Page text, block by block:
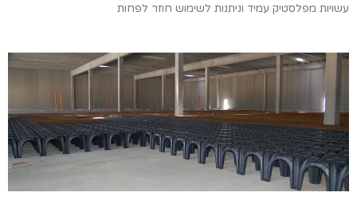
עשויות מפלסטיק עמיד וניתנות לשימוש חוזר לפחות